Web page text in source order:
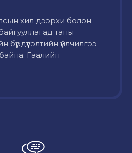
хил дээрхи болон
таны
үйлчилгээ
байна. Гаалийн